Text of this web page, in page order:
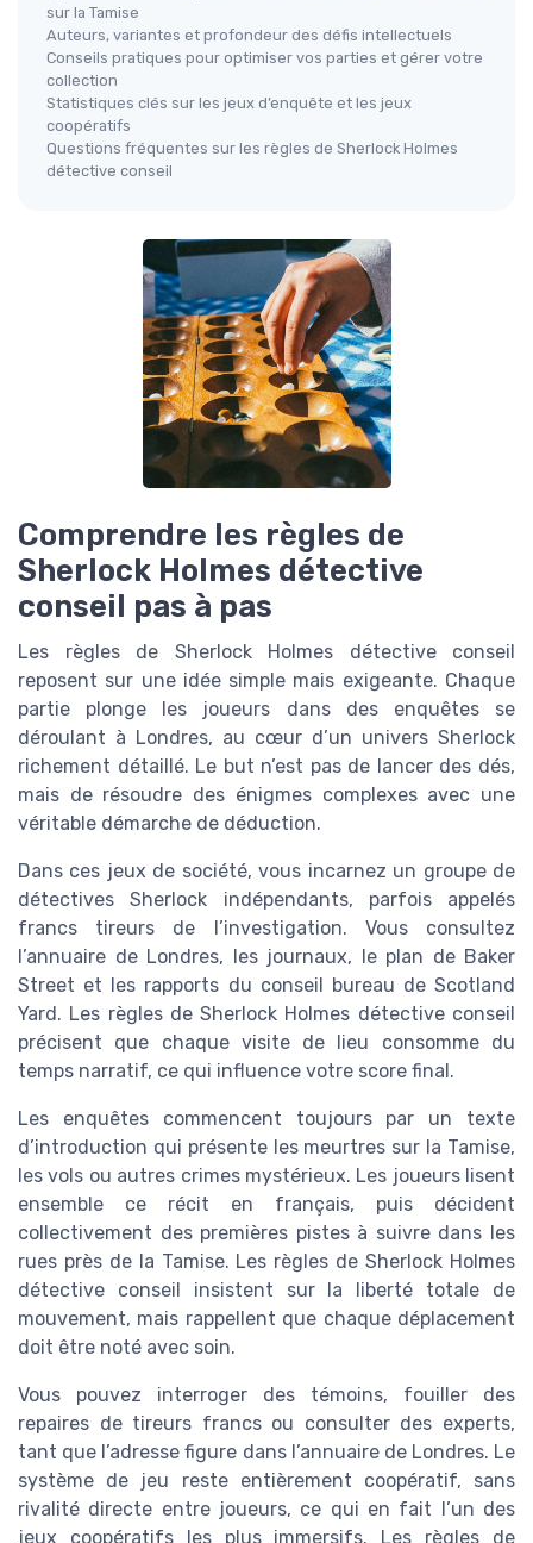
sur la Tamise
Auteurs, variantes et profondeur des défis intellectuels
Conseils pratiques pour optimiser vos parties et gérer votre
collection
Statistiques clés sur les jeux d’enquête et les jeux
coopératifs
Questions fréquentes sur les règles de Sherlock Holmes
détective conseil
Comprendre les règles de
Sherlock Holmes détective
conseil pas à pas
Les règles de Sherlock Holmes détective conseil
reposent sur une idée simple mais exigeante. Chaque
partie plonge les joueurs dans des enquêtes se
déroulant à Londres, au cœur d’un univers Sherlock
richement détaillé. Le but n’est pas de lancer des dés,
mais de résoudre des énigmes complexes avec une
véritable démarche de déduction.
Dans ces jeux de société, vous incarnez un groupe de
détectives Sherlock indépendants, parfois appelés
francs tireurs de l’investigation. Vous consultez
l’annuaire de Londres, les journaux, le plan de Baker
Street et les rapports du conseil bureau de Scotland
Yard. Les règles de Sherlock Holmes détective conseil
précisent que chaque visite de lieu consomme du
temps narratif, ce qui influence votre score final.
Les enquêtes commencent toujours par un texte
d’introduction qui présente les meurtres sur la Tamise,
les vols ou autres crimes mystérieux. Les joueurs lisent
ensemble ce récit en français, puis décident
collectivement des premières pistes à suivre dans les
rues près de la Tamise. Les règles de Sherlock Holmes
détective conseil insistent sur la liberté totale de
mouvement, mais rappellent que chaque déplacement
doit être noté avec soin.
Vous pouvez interroger des témoins, fouiller des
repaires de tireurs francs ou consulter des experts,
tant que l’adresse figure dans l’annuaire de Londres. Le
système de jeu reste entièrement coopératif, sans
rivalité directe entre joueurs, ce qui en fait l’un des
jeux coopératifs les plus immersifs. Les règles de